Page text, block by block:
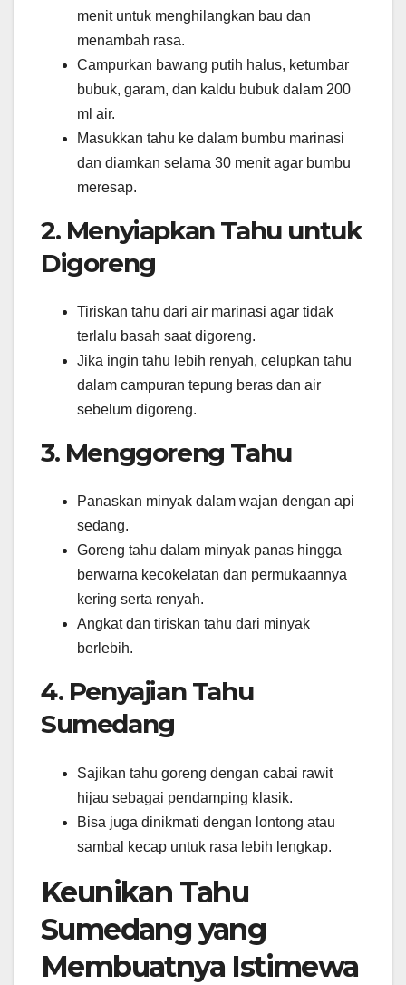
menit untuk menghilangkan bau dan
menambah rasa.
Campurkan bawang putih halus, ketumbar
bubuk, garam, dan kaldu bubuk dalam 200
ml air.
Masukkan tahu ke dalam bumbu marinasi
dan diamkan selama 30 menit agar bumbu
meresap.
2. Menyiapkan Tahu untuk
Digoreng
Tiriskan tahu dari air marinasi agar tidak
terlalu basah saat digoreng.
Jika ingin tahu lebih renyah, celupkan tahu
dalam campuran tepung beras dan air
sebelum digoreng.
3. Menggoreng Tahu
Panaskan minyak dalam wajan dengan api
sedang.
Goreng tahu dalam minyak panas hingga
berwarna kecokelatan dan permukaannya
kering serta renyah.
Angkat dan tiriskan tahu dari minyak
berlebih.
4. Penyajian Tahu
Sumedang
Sajikan tahu goreng dengan cabai rawit
hijau sebagai pendamping klasik.
Bisa juga dinikmati dengan lontong atau
sambal kecap untuk rasa lebih lengkap.
Keunikan Tahu
Sumedang yang
Membuatnya Istimewa